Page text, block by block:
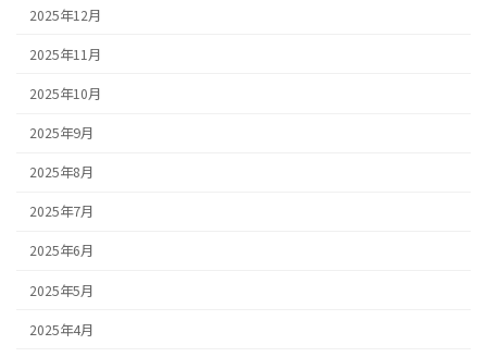
2025年12月
2025年11月
2025年10月
2025年9月
2025年8月
2025年7月
2025年6月
2025年5月
2025年4月